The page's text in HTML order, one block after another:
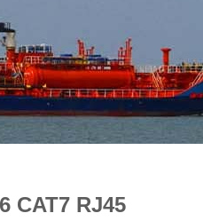
CAT7 RJ45